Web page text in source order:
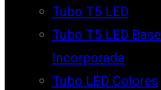
Tubo T5 LED
Tubo T5 LED Base
Incorporada
Tubo LED Colores